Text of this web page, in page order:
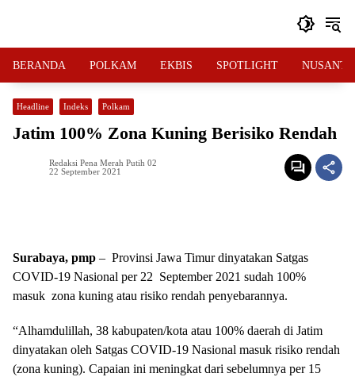
BERANDA POLKAM EKBIS SPOTLIGHT
Headline Indeks Polkam
Jatim 100% Zona Kuning Berisiko Rendah
Redaksi Pena Merah Putih 02
22 September 2021
Surabaya, pmp – Provinsi Jawa Timur dinyatakan Satgas
COVID-19 Nasional per 22 September 2021 sudah 100%
masuk zona kuning atau risiko rendah penyebarannya.
“Alhamdulillah, 38 kabupaten/kota atau 100% daerah di Jatim
dinyatakan oleh Satgas COVID-19 Nasional masuk risiko rendah
(zona kuning). Capaian ini meningkat dari sebelumnya per 15